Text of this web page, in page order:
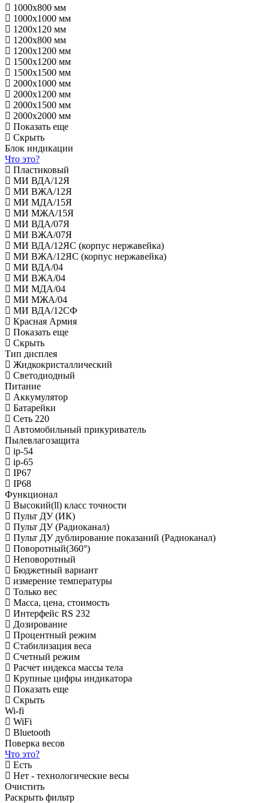
1000х800 мм
1000х1000 мм
1200х120 мм
1200х800 мм
1200х1200 мм
1500х1200 мм
1500х1500 мм
2000х1000 мм
2000х1200 мм
2000х1500 мм
2000х2000 мм
Показать еще
Скрыть
Блок индикации
Что это?
Пластиковый
МИ ВДА/12Я
МИ ВЖА/12Я
МИ МДА/15Я
МИ МЖА/15Я
МИ ВДА/07Я
МИ ВЖА/07Я
МИ ВДА/12ЯС (корпус нержавейка)
МИ ВЖА/12ЯС (корпус нержавейка)
МИ ВДА/04
МИ ВЖА/04
МИ МДА/04
МИ МЖА/04
МИ ВДА/12СФ
Красная Армия
Показать еще
Скрыть
Тип дисплея
Жидкокристаллический
Светодиодный
Питание
Аккумулятор
Батарейки
Сеть 220
Автомобильный прикуриватель
Пылевлагозащита
ip-54
ip-65
IP67
IP68
Функционал
Высокий(ll) класс точности
Пульт ДУ (ИК)
Пульт ДУ (Радиоканал)
Пульт ДУ дублирование показаний (Радиоканал)
Поворотный(360°)
Неповоротный
Бюджетный вариант
измерение температуры
Только вес
Масса, цена, стоимость
Интерфейс RS 232
Дозирование
Процентный режим
Стабилизация веса
Счетный режим
Расчет индекса массы тела
Крупные цифры индикатора
Показать еще
Скрыть
Wi-fi
WiFi
Bluetooth
Поверка весов
Что это?
Есть
Нет - технологические весы
Очистить
Раскрыть фильтр